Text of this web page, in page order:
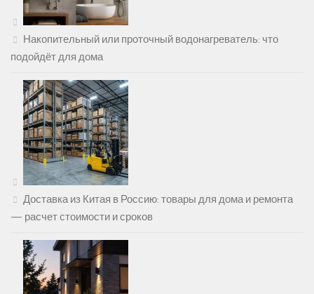
Накопительный или проточный водонагреватель: что
подойдёт для дома
Доставка из Китая в Россию: товары для дома и ремонта
— расчет стоимости и сроков